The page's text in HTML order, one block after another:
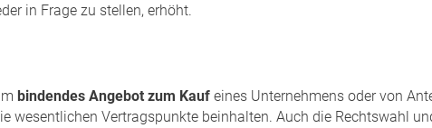
in Frage zu stellen, erhöht.
bindendes Angebot zum Kauf eines Unternehmens oder von
wesentlichen Vertragspunkte beinhalten. Auch die Rechtswahl